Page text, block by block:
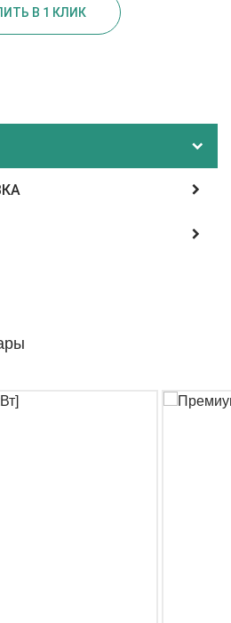
В 1 КЛИК